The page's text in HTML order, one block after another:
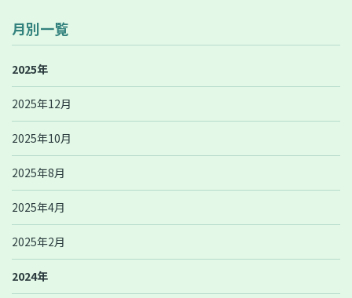
月別一覧
2025年
2025年12月
2025年10月
2025年8月
2025年4月
2025年2月
2024年